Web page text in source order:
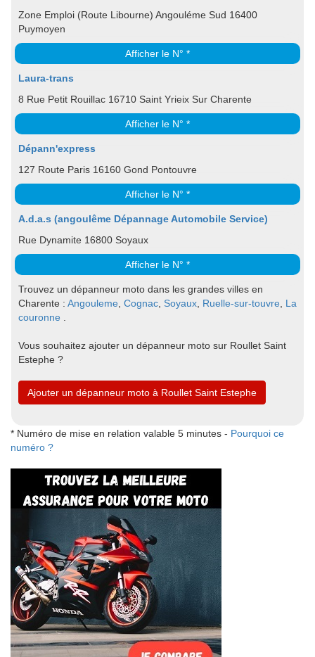
Zone Emploi (Route Libourne) Angouléme Sud 16400
Puymoyen
Afficher le N° *
Laura-trans
8 Rue Petit Rouillac 16710 Saint Yrieix Sur Charente
Afficher le N° *
Dépann'express
127 Route Paris 16160 Gond Pontouvre
Afficher le N° *
A.d.a.s (angoulême Dépannage Automobile Service)
Rue Dynamite 16800 Soyaux
Afficher le N° *
Trouvez un dépanneur moto dans les grandes villes en
Charente : Angouleme Cognac Soyaux Ruelle-sur-touvre
La
couronne
Vous souhaitez ajouter un dépanneur moto sur Roullet Saint
Estephe ?
Ajouter un dépanneur moto à Roullet Saint Estephe
* Numéro de mise en relation valable 5 minutes - Pourquoi ce
numéro ?